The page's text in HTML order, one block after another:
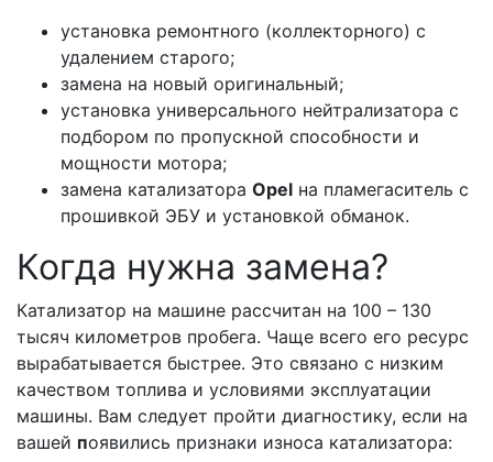
установка ремонтного (коллекторного) с
удалением старого;
замена на новый оригинальный;
установка универсального нейтрализатора с
подбором по пропускной способности и
мощности мотора;
замена катализатора Opel на пламегаситель с
прошивкой ЭБУ и установкой обманок.
Когда нужна замена?
Катализатор на машине рассчитан на 100 – 130
тысяч километров пробега. Чаще всего его ресурс
вырабатывается быстрее. Это связано с низким
качеством топлива и условиями эксплуатации
машины. Вам следует пройти диагностику, если на
вашей появились признаки износа катализатора: